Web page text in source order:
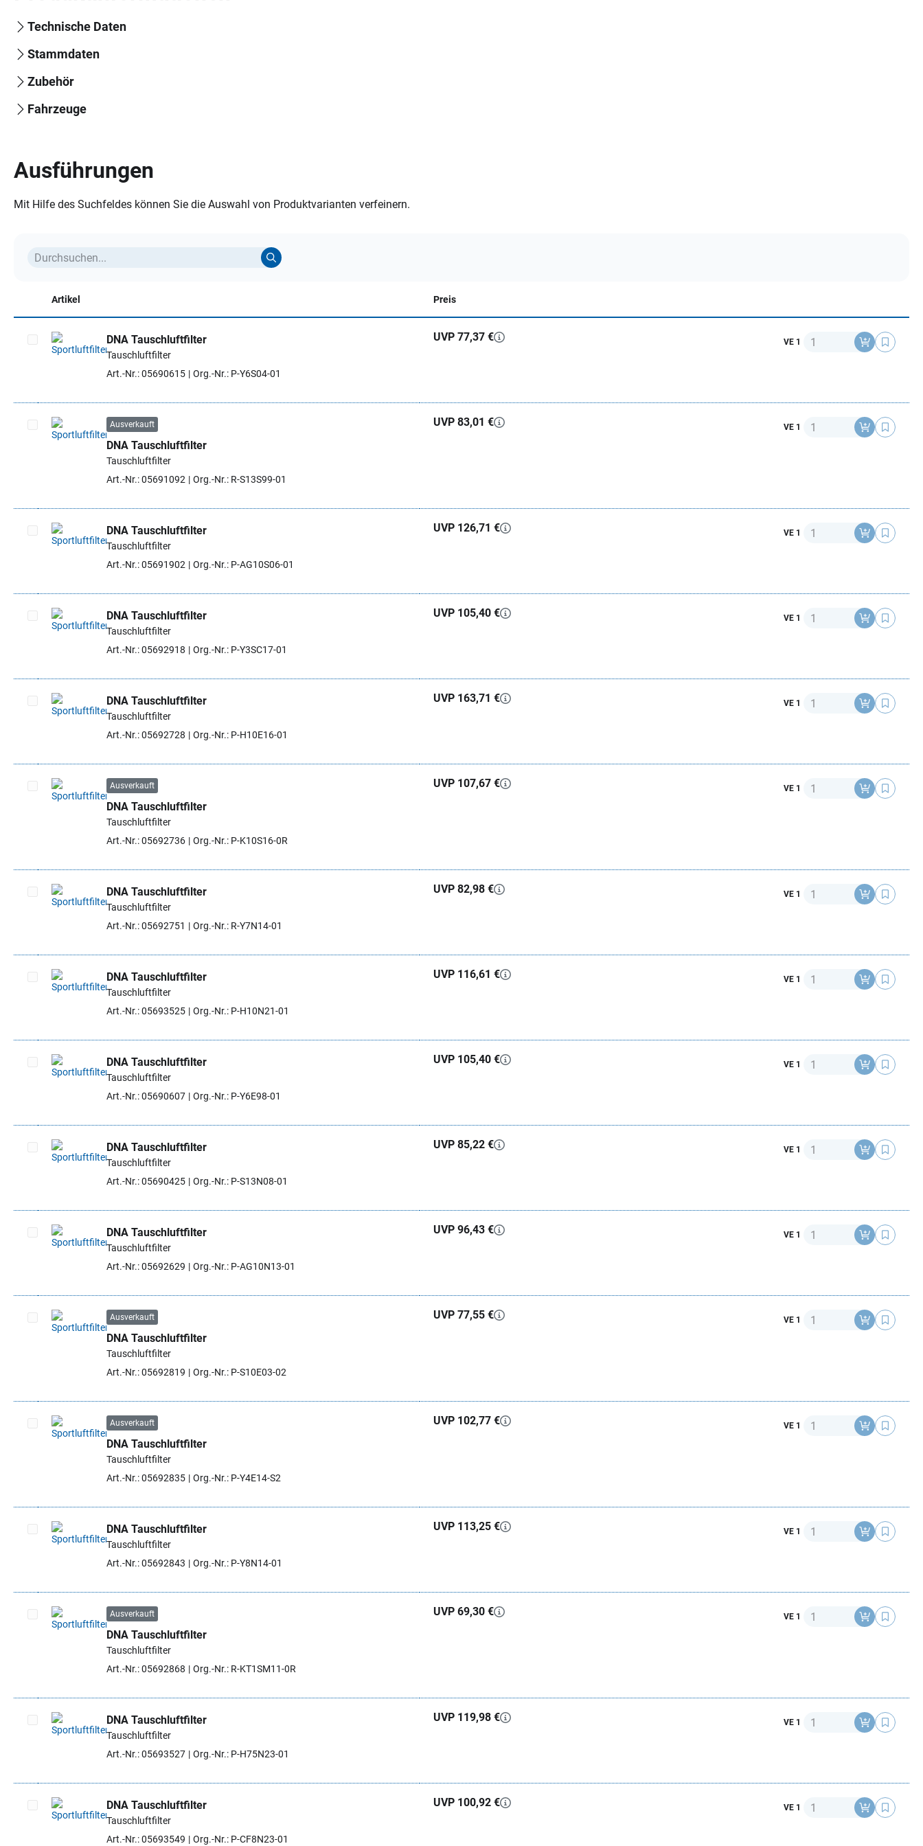
Technische Daten
Stammdaten
Zubehör
Fahrzeuge
Ausführungen
Mit Hilfe des Suchfeldes können Sie die Auswahl von Produktvarianten verfeinern.
Artikel Preis
Artikel auswählen
DNA Tauschluftfilter
Tauschluftfilter
Art.-Nr.: 05690615
Org.-Nr.: P-Y6S04-01
UVP 77,37 € VE 1 Anzahl
Artikel auswählen
Ausverkauft
DNA Tauschluftfilter
Tauschluftfilter
Art.-Nr.: 05691092
Org.-Nr.: R-S13S99-01
UVP 83,01 € VE 1 Anzahl
Artikel auswählen
DNA Tauschluftfilter
Tauschluftfilter
Art.-Nr.: 05691902
Org.-Nr.: P-AG10S06-01
UVP 126,71 € VE 1 Anzahl
Artikel auswählen
DNA Tauschluftfilter
Tauschluftfilter
Art.-Nr.: 05692918
Org.-Nr.: P-Y3SC17-01
UVP 105,40 € VE 1 Anzahl
Artikel auswählen
DNA Tauschluftfilter
Tauschluftfilter
Art.-Nr.: 05692728
Org.-Nr.: P-H10E16-01
UVP 163,71 € VE 1 Anzahl
Artikel auswählen
Ausverkauft
DNA Tauschluftfilter
Tauschluftfilter
Art.-Nr.: 05692736
Org.-Nr.: P-K10S16-0R
UVP 107,67 € VE 1 Anzahl
Artikel auswählen
DNA Tauschluftfilter
Tauschluftfilter
Art.-Nr.: 05692751
Org.-Nr.: R-Y7N14-01
UVP 82,98 € VE 1 Anzahl
Artikel auswählen
DNA Tauschluftfilter
Tauschluftfilter
Art.-Nr.: 05693525
Org.-Nr.: P-H10N21-01
UVP 116,61 € VE 1 Anzahl
Artikel auswählen
DNA Tauschluftfilter
Tauschluftfilter
Art.-Nr.: 05690607
Org.-Nr.: P-Y6E98-01
UVP 105,40 € VE 1 Anzahl
Artikel auswählen
DNA Tauschluftfilter
Tauschluftfilter
Art.-Nr.: 05690425
Org.-Nr.: P-S13N08-01
UVP 85,22 € VE 1 Anzahl
Artikel auswählen
DNA Tauschluftfilter
Tauschluftfilter
Art.-Nr.: 05692629
Org.-Nr.: P-AG10N13-01
UVP 96,43 € VE 1 Anzahl
Artikel auswählen
Ausverkauft
DNA Tauschluftfilter
Tauschluftfilter
Art.-Nr.: 05692819
Org.-Nr.: P-S10E03-02
UVP 77,55 € VE 1 Anzahl
Artikel auswählen
Ausverkauft
DNA Tauschluftfilter
Tauschluftfilter
Art.-Nr.: 05692835
Org.-Nr.: P-Y4E14-S2
UVP 102,77 € VE 1 Anzahl
Artikel auswählen
DNA Tauschluftfilter
Tauschluftfilter
Art.-Nr.: 05692843
Org.-Nr.: P-Y8N14-01
UVP 113,25 € VE 1 Anzahl
Artikel auswählen
Ausverkauft
DNA Tauschluftfilter
Tauschluftfilter
Art.-Nr.: 05692868
Org.-Nr.: R-KT1SM11-0R
UVP 69,30 € VE 1 Anzahl
Artikel auswählen
DNA Tauschluftfilter
Tauschluftfilter
Art.-Nr.: 05693527
Org.-Nr.: P-H75N23-01
UVP 119,98 € VE 1 Anzahl
Artikel auswählen
DNA Tauschluftfilter
Tauschluftfilter
Art.-Nr.: 05693549
Org.-Nr.: P-CF8N23-01
UVP 100,92 € VE 1 Anzahl